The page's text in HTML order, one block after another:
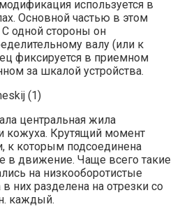
используется в
Основной частью в этом
С одной стороны он
валу (или к
фиксируется в приемном
за шкалой устройства.
центральная жила
кожуха. Крутящий момент
к которым подсоединена
в движение. Чаще всего такие
на низкооборотистые
них разделена на отрезки со
каждый.